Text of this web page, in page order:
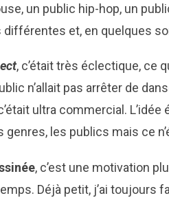
un public hip-hop, un
et, en quelques
, c’était très éclectique, ce
n’allait pas arrêter de
ultra commercial.
genres, les publics mais ce
, c’est une motivation
Déjà petit, j’ai toujours